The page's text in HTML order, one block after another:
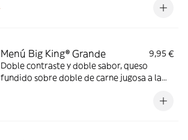
Menú Big King® Grande
9,95 €
Doble contraste y doble sabor, queso
fundido sobre doble de carne jugosa a la
bañados en exquisita salsa Big King entre